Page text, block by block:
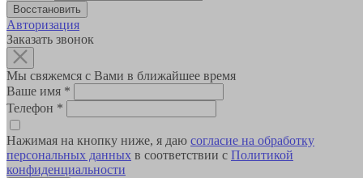
Авторизация
Заказать звонок
Мы свяжемся с Вами в ближайшее время
Ваше имя *
Телефон *
Нажимая на кнопку ниже, я даю согласие на обработку
персональных данных в соответствии с Политикой
конфиденциальности